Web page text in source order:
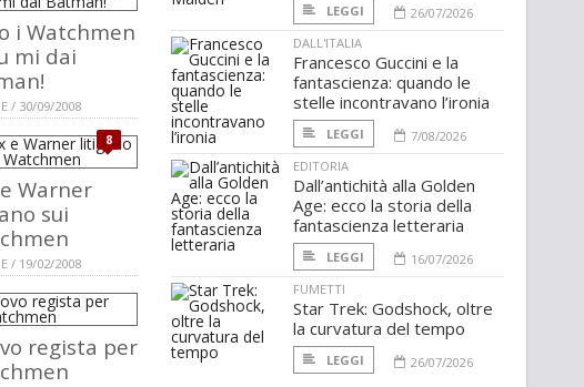
i Watchmen
mi dai
/ 30/09/2008
8
Warner
sui
/ 19/02/2008
regista per
LEGGI
26/07/2026
DALL'ITALIA
Francesco Guccini e la
fantascienza: quando le
stelle incontravano l’ironia
LEGGI
7/08/2026
EDITORIA
Dall’antichità alla Golden
Age: ecco la storia della
fantascienza letteraria
LEGGI
16/07/2026
FUMETTI
Star Trek: Godshock, oltre
la curvatura del tempo
LEGGI 26/07/2026